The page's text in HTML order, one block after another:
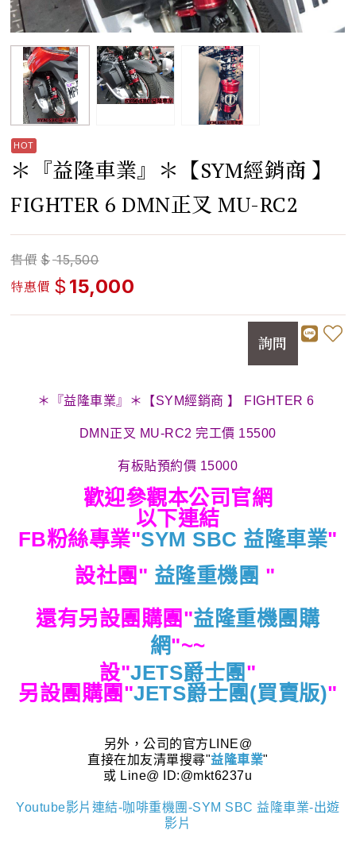
＊『益隆車業』＊【SYM經銷商 】
FIGHTER 6 DMN正叉 MU-RC2
售價 $ 15,500
特惠價 $ 15,000
詢問
＊『益隆車業』＊【SYM經銷商 】 FIGHTER 6
DMN正叉 MU-RC2 完工價 15500
有板貼預約價 15000
歡迎參觀本公司官網
以下連結
FB粉絲專業"SYM SBC 益隆車業"
設社團" 益隆重機團 "
還有另設團購團"益隆重機團購
網"~~
設"JETS爵士團 "
另設團購團"JETS爵士團(買賣版)"
另外，公司的官方LINE@
直接在加友清單搜尋"益隆車業"
或 Line@ ID:@mkt6237u
Youtube影片連結-咖啡重機團-SYM SBC 益隆車業-出遊
影片